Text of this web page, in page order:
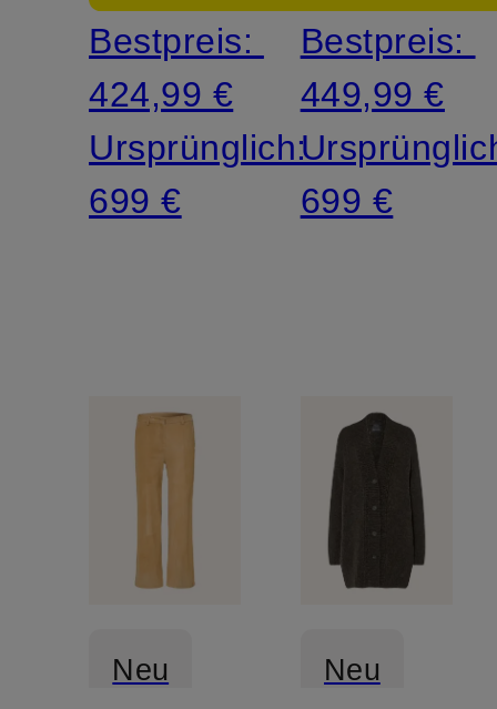
Bestpreis:
424,99 €
Ursprünglich:
699 €
Bestpreis:
449,99 €
699 €
Neu Neu